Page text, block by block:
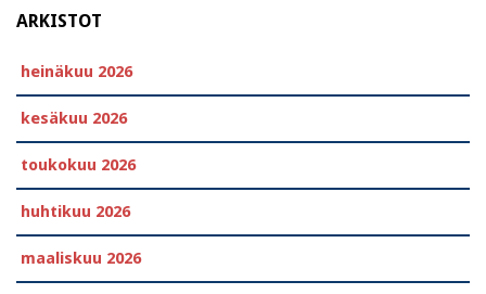
ARKISTOT
heinäkuu 2026
kesäkuu 2026
toukokuu 2026
huhtikuu 2026
maaliskuu 2026